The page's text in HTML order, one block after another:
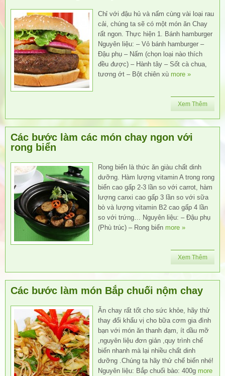
Chỉ với đậu hủ và nấm cùng vài loại rau
cải, chúng ta sẽ có một món ăn Chay
rất ngon. Thực hiện 1. Bánh hamburger
Nguyên liệu: – Vỏ bánh hamburger –
Đậu phụ – Nấm (chọn loại nào thích
đều được) – Hành tây – Sốt cà chua,
tương ớt – Bột chiên xù more »
Xem Thêm
Các bước làm các món chay ngon với
rong biển
Rong biển là thức ăn giàu chất dinh
dưỡng. Hàm lượng vitamin A trong rong
biển cao gấp 2-3 lần so với carrot, hàm
lượng canxi cao gấp 3 lần so với sữa
bò và lượng vitamin B2 cao gấp 4 lần
so với trứng… Nguyên liệu: – Đậu phụ
(Phù trúc) – Rong biển more »
Xem Thêm
Các bước làm món Bắp chuối nộm chay
Ăn chay rất tốt cho sức khỏe, hãy thử
thay đổi khẩu vị cho bữa cơm gia đình
bạn với món ăn thanh đạm, ít dầu mỡ
,nguyên liệu đơn giản ,quy trình chế
biến nhanh mà lại nhiều chất dinh
dưỡng .Chúng ta hãy thử chế biến nhé!
Nguyên liệu: Bắp chuối bào: 400g more